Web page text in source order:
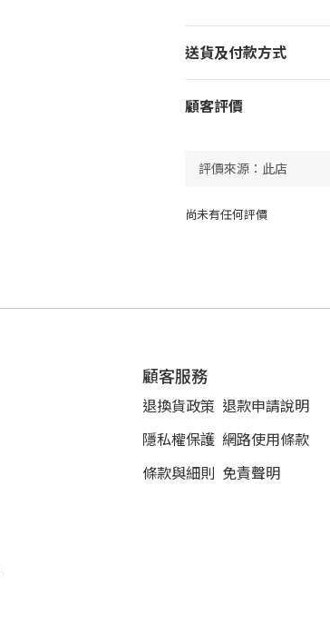
送貨及付款方式
顧客評價
尚未有任何評價
顧客服務
退換貨政策 退款申請說明
隱私權保護 網路使用條款
條款與細則 免責聲明